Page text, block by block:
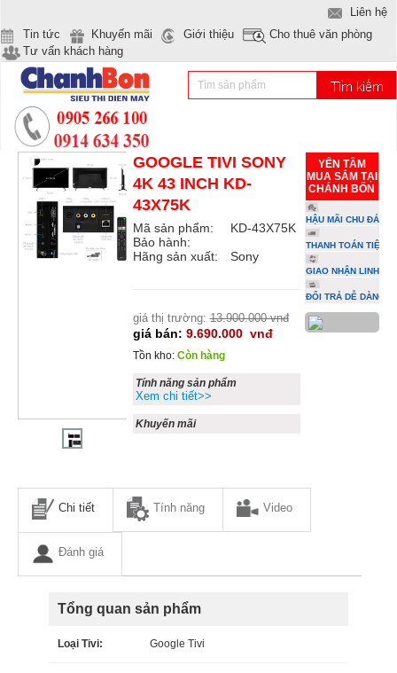
Liên hệ
Tin tức
Khuyến mãi Giới thiệu
Cho thuê văn phòng
Tư vấn khách hàng
GOOGLE TIVI SONY
4K 43 INCH KD-
43X75K
Mã sản phẩm:
KD-43X75K
Bảo hành:
Hãng sản xuất:
Sony
giá thị trường:13.900.000 vnđ
giá bán: 9.690.000 vnđ
Tồn kho: Còn hàng
Tính năng sản phẩm
Xem chi tiết>>
Khuyến mãi
YÊN TÂM
MUA SẮM TẠI
CHÁNH BỔN
HẬU MÃI CHU ĐÁO
THANH TOÁN TIỆN
GIAO NHẬN LINH
ĐỔI TRẢ DỄ DÀNG
Chi tiết Tính năng Video
Đánh giá
Tổng quan sản phẩm
Loại Tivi: Google Tivi